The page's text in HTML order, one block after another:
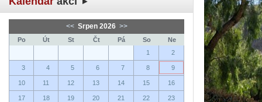
<< Srpen 2026 >>
Po Út St Čt Pá So
Ne
1
2
3 4 5 6 7 8 9
10 11 12 13 14 15 16
17 18 19 20 21 22 23